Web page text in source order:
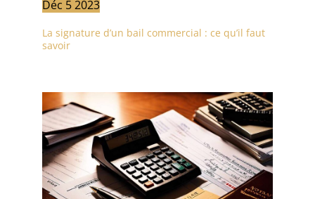
Déc 52023
La signature d’un bail commercial : ce qu’il faut
savoir